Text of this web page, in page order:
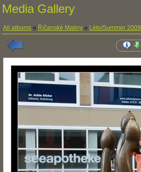
Media Gallery
All albums » Říčanské Maliny » Léto/Summer 2009